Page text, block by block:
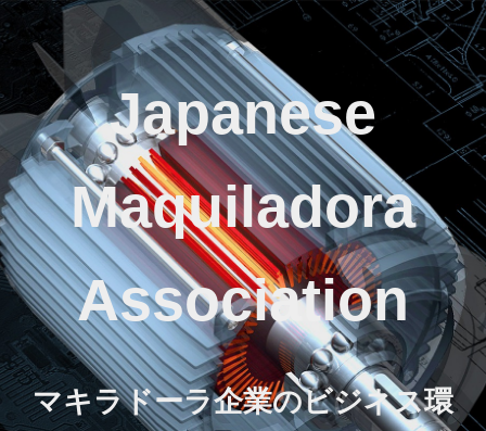
Japanese
Maquiladora
Association
マキラドーラ企業のビジネス環